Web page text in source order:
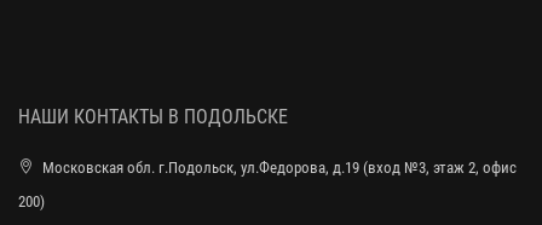
НАШИ КОНТАКТЫ В ПОДОЛЬСКЕ
Московская обл. г.Подольск, ул.Федорова, д.19 (вход №3, этаж 2, офис
200)